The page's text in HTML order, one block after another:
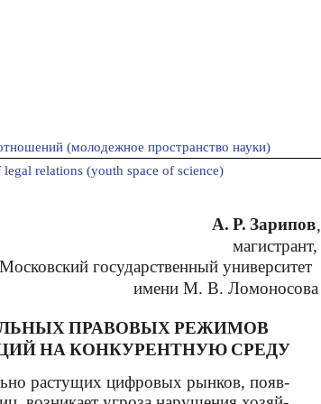
(молодежное пространство науки)
relations (youth space of science)
А. Р. Зарипов,
магистрант,
Московский государственный университет
имени М. В. Ломоносова
ПРАВОВЫХ РЕЖИМОВ
НА КОНКУРЕНТНУЮ СРЕДУ
растущих цифровых рынков, появ-